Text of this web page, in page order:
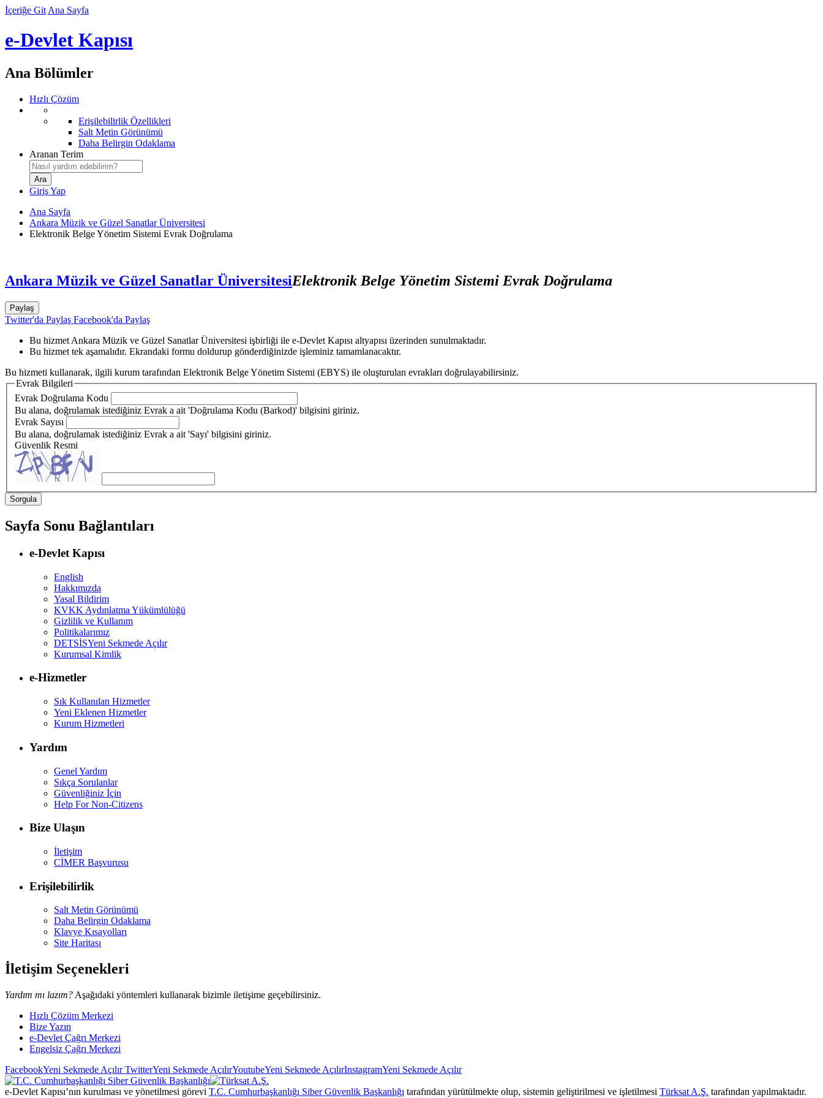
İçeriğe Git Ana Sayfa
e-Devlet Kapısı
Ana Bölümler
Hızlı Çözüm
Erişilebilirlik Özellikleri
Salt Metin Görünümü
Daha Belirgin Odaklama
Aranan Terim
Giriş Yap
Ana Sayfa
Ankara Müzik ve Güzel Sanatlar Üniversitesi
Elektronik Belge Yönetim Sistemi Evrak Doğrulama
Ankara Müzik ve Güzel Sanatlar ÜniversitesiElektronik Belge Yönetim Sistemi Evrak Doğrulama
Paylaş
Twitter'da Paylaş Facebook'da Paylaş
Bu hizmet Ankara Müzik ve Güzel Sanatlar Üniversitesi işbirliği ile e-Devlet Kapısı altyapısı üzerinden sunulmaktadır.
Bu hizmet tek aşamalıdır. Ekrandaki formu doldurup gönderdiğinizde işleminiz tamamlanacaktır.
Bu hizmeti kullanarak, ilgili kurum tarafından Elektronik Belge Yönetim Sistemi (EBYS) ile oluşturulan evrakları doğrulayabilirsiniz.
Evrak Bilgileri
Evrak Doğrulama Kodu
Bu alana, doğrulamak istediğiniz Evrak a ait 'Doğrulama Kodu (Barkod)' bilgisini giriniz.
Evrak Sayısı
Bu alana, doğrulamak istediğiniz Evrak a ait 'Sayı' bilgisini giriniz.
Güvenlik Resmi
Sayfa Sonu Bağlantıları
e-Devlet Kapısı
English
Hakkımızda
Yasal Bildirim
KVKK Aydınlatma Yükümlülüğü
Gizlilik ve Kullanım
Politikalarımız
DETSİSYeni Sekmede Açılır
Kurumsal Kimlik
e-Hizmetler
Sık Kullanılan Hizmetler
Yeni Eklenen Hizmetler
Kurum Hizmetleri
Yardım
Genel Yardım
Sıkça Sorulanlar
Güvenliğiniz İçin
Help For Non-Citizens
Bize Ulaşın
İletişim
CİMER Başvurusu
Erişilebilirlik
Salt Metin Görünümü
Daha Belirgin Odaklama
Klavye Kısayolları
Site Haritası
İletişim Seçenekleri
Yardım mı lazım? Aşağıdaki yöntemleri kullanarak bizimle iletişime geçebilirsiniz.
Hızlı Çözüm Merkezi
Bize Yazın
e-Devlet Çağrı Merkezi
Engelsiz Çağrı Merkezi
FacebookYeni Sekmede AçılırTwitterYeni Sekmede AçılırYoutubeYeni Sekmede AçılırInstagramYeni Sekmede Açılır
e-Devlet Kapısı’nın kurulması ve yönetilmesi görevi T.C. Cumhurbaşkanlığı Siber Güvenlik Başkanlığı tarafından yürütülmekte olup, sistemin geliştirilmesi ve işletilmesi Türksat A.Ş. tarafından yapılmaktadır.